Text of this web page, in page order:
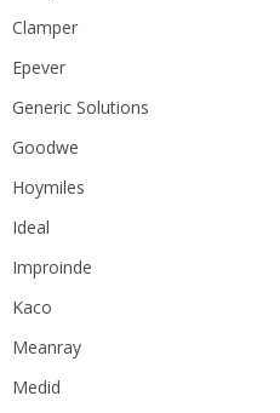
Clamper
Epever
Generic Solutions
Goodwe
Hoymiles
Ideal
Improinde
Kaco
Meanray
Medid